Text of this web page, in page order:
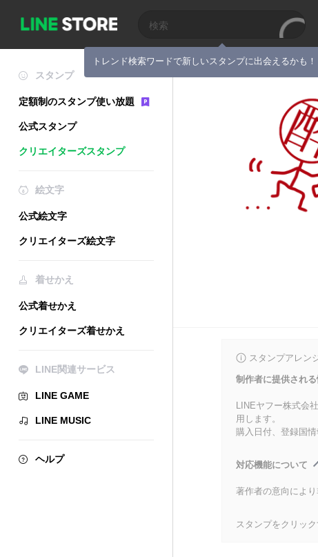
トレンド検索ワードで新しいスタンプに出会えるかも！
スタンプ
定額制のスタンプ使い放題
公式スタンプ
クリエイターズスタンプ
絵文字
公式絵文字
クリエイターズ絵文字
着せかえ
公式着せかえ
クリエイターズ着せかえ
LINE関連サービス
LINE GAME
LINE MUSIC
ヘルプ
スタンプアレン
制作者に提供され
LINEヤフー株式会
用します。
購入日付、登録国
対応機能について
著作者の意向によ
スタンプをクリッ